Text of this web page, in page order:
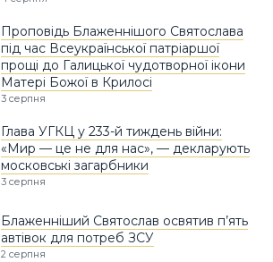
Проповідь Блаженнішого Святослава
під час Всеукраїнської патріаршої
прощі до Галицької чудотворної ікони
Матері Божої в Крилосі
3 серпня
Глава УГКЦ у 233-й тиждень війни:
«Мир — це не для нас», — декларують
московські загарбники
3 серпня
Блаженніший Святослав освятив п’ять
автівок для потреб ЗСУ
2 серпня